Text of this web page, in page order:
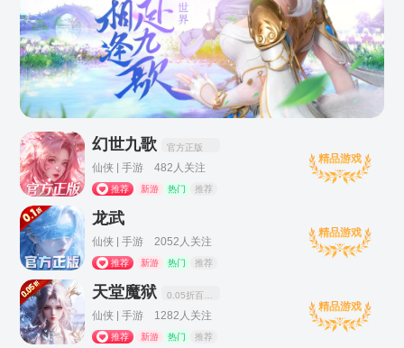
决战沙邑
传奇 | 手游
战斗法则
其他 | 手游
幻世九歌 官方正版
仙侠 | 手游 482人关注
推荐 新游 热门 推荐
精品游戏
龙武
仙侠 | 手游 2052人关注
推荐 新游 热门 推荐
精品游戏
天堂魔狱
仙侠 | 手游 1282人关注
推荐 新游 热门 推荐
精品游戏